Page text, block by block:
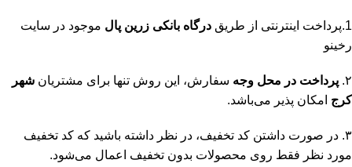
1.پرداخت اینترنتی از طریق درگاه‌ بانکی زرین پال موجود در سایت
رخینو
۲. پرداخت در محل وجه سفارش، این روش تنها برای مشتریان شهر
کرج امکان پذیر می‌باشد.
۳. در صورت داشتن کد تخفیف، در نظر داشته باشید که کد تخفیف
مورد نظر فقط روی محصولات بدون تخفیف اعمال می‌شود.